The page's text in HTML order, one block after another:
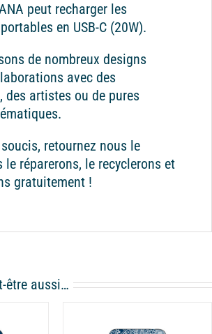
peut recharger les
en USB-C (20W).
de nombreux designs
avec des
des artistes ou de pures
retournez nous le
le réparerons, le recyclerons et
gratuitement !
être aussi…